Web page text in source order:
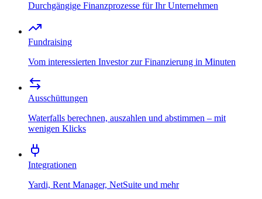
Durchgängige Finanzprozesse für Ihr Unternehmen
Fundraising
Vom interessierten Investor zur Finanzierung in Minuten
Ausschüttungen
Waterfalls berechnen, auszahlen und abstimmen – mit
wenigen Klicks
Integrationen
Yardi, Rent Manager, NetSuite und mehr